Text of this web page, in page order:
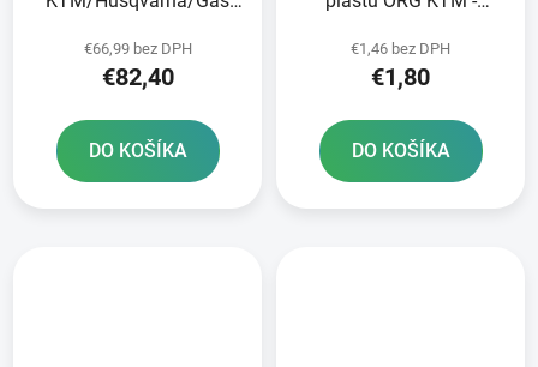
€66,99 bez DPH
€82,40
DO KOŠÍKA
€1,46 bez DPH
€1,80
DO KOŠÍKA